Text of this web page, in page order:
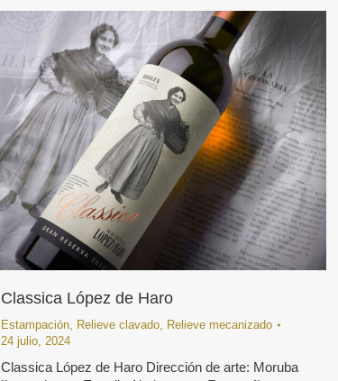
Classica López de Haro
Estampación, Relieve clavado, Relieve mecanizado
24 julio, 2024
Classica López de Haro Dirección de arte: Moruba